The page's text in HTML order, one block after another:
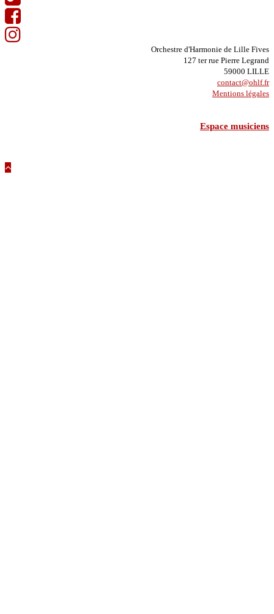
Orchestre d'Harmonie de Lille Fives
127 ter rue Pierre Legrand
59000 LILLE
contact@ohlf.fr
Mentions légales
Espace musiciens